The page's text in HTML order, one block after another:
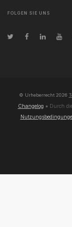
FOLGEN SIE UNS
© Urheberrecht 2026
Changelog ● Durch